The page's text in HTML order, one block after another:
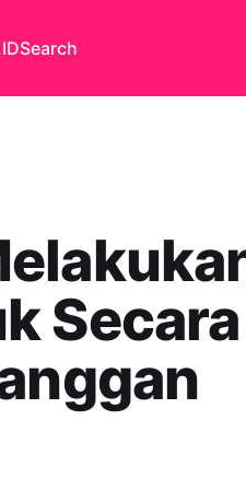
Search
Secara